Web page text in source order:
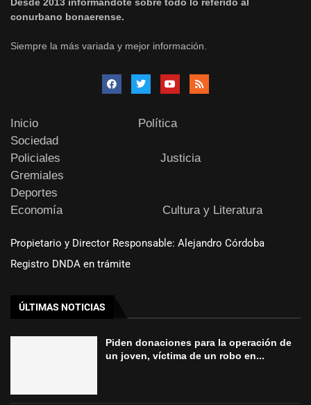
conurbano bonaerense.
Siempre la más variada y mejor información.
Inicio
Política
Sociedad
Policiales
Justicia
Gremiales
Deportes
Economía
Cultura y Literatura
Propietario y Director Responsable: Alejandro Córdoba
Registro DNDA en trámite
ÚLTIMAS NOTICIAS
Piden donaciones para la operación de
un joven, víctima de un robo en...